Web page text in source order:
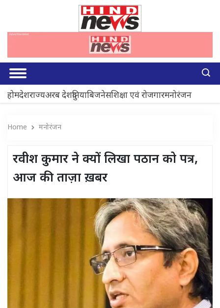
होमदेशराज्यअरब देशदुनियाबिजनेसशिक्षा एवं रोजगारमनोरंजन
Home मनोरंजन
रवीश कुमार ने क्यों लिखा पठान को पत्र,
आज की ताज़ा ख़बर